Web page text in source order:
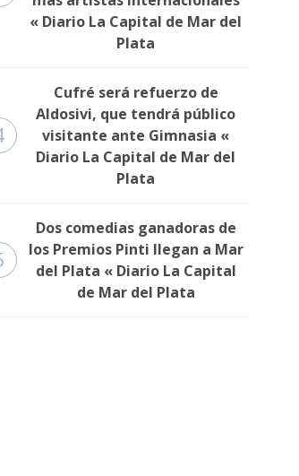
« Diario La Capital de Mar del
Plata
Cufré será refuerzo de
Aldosivi, que tendrá público
visitante ante Gimnasia «
Diario La Capital de Mar del
Plata
Dos comedias ganadoras de
los Premios Pinti llegan a Mar
del Plata « Diario La Capital
de Mar del Plata